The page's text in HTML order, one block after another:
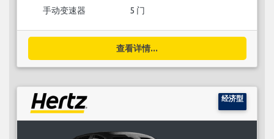
手动变速器 5 门
查看详情...
经济型